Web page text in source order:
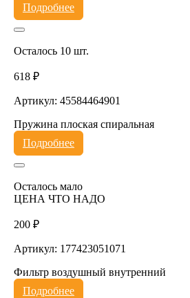
Подробнее
Осталось 10 шт.
618 ₽
Артикул: 45584464901
Пружина плоская спиральная
Подробнее
Осталось мало
ЦЕНА ЧТО НАДО
200 ₽
Артикул: 177423051071
Фильтр воздушный внутренний
Подробнее